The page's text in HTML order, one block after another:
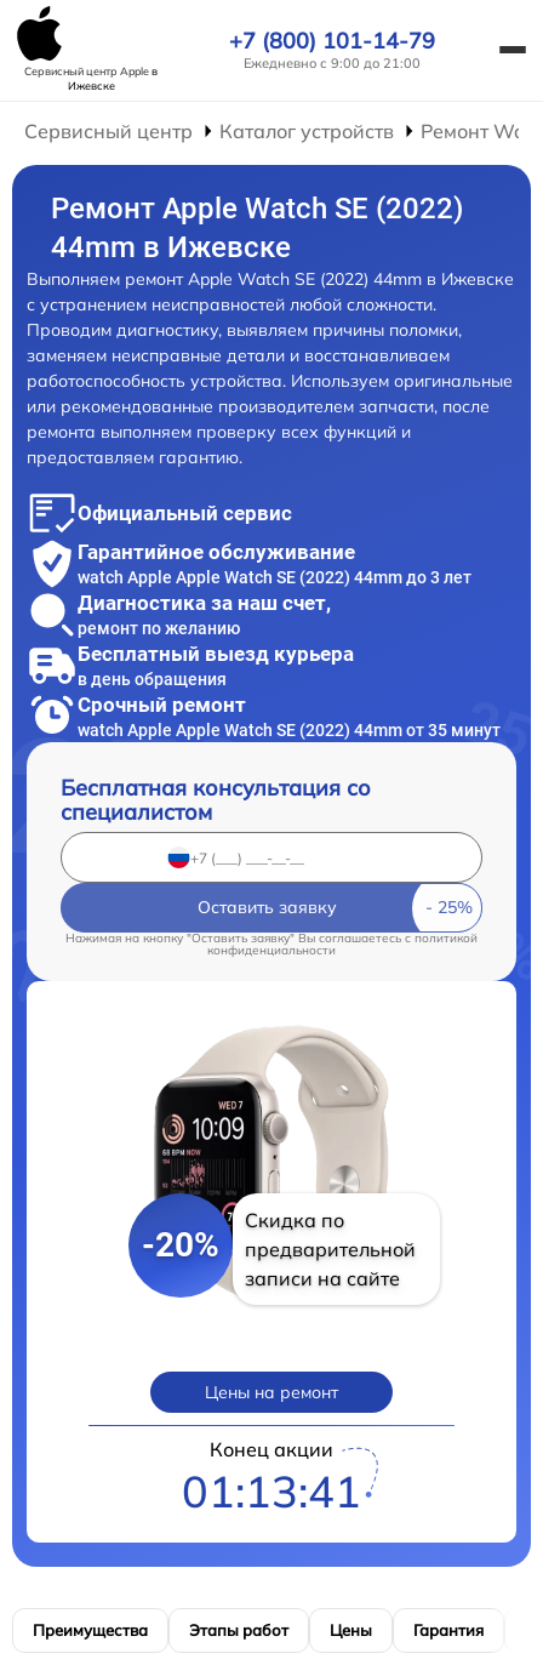
Сервисный центр Appleв
Ижевске
+7 (800) 101-14-79
Ежедневно с 9:00 до 21:00
Сервисный центр Каталог устройств Ремонт
Ремонт Apple Watch SE (2022)
44mm в Ижевске
Выполняем ремонт Apple Watch SE (2022) 44mm в Ижевске
с устранением неисправностей любой сложности.
Проводим диагностику, выявляем причины поломки,
заменяем неисправные детали и восстанавливаем
работоспособность устройства. Используем оригинальные
или рекомендованные производителем запчасти, после
ремонта выполняем проверку всех функций и
предоставляем гарантию.
Официальный сервис
Гарантийное обслуживание
watch Apple Apple Watch SE (2022) 44mm до 3 лет
Диагностика за наш счет,
ремонт по желанию
Бесплатный выезд курьера
в день обращения
Срочный ремонт
watch Apple Apple Watch SE (2022) 44mm от 35 минут
Бесплатная консультация со
специалистом
Оставить заявку
Нажимая на кнопку "Оставить заявку" Вы соглашаетесь cполитикой
конфиденциальности
-20%
Скидка по
предварительной
записи на сайте
Цены на ремонт
Конец акции
01:13:40
Преимущества Этапы работ Цены Гарантия